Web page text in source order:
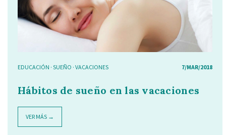
EDUCACIÓN · SUEÑO · VACACIONES 7/MAR/2018
Hábitos de sueño en las vacaciones
VER MÁS →